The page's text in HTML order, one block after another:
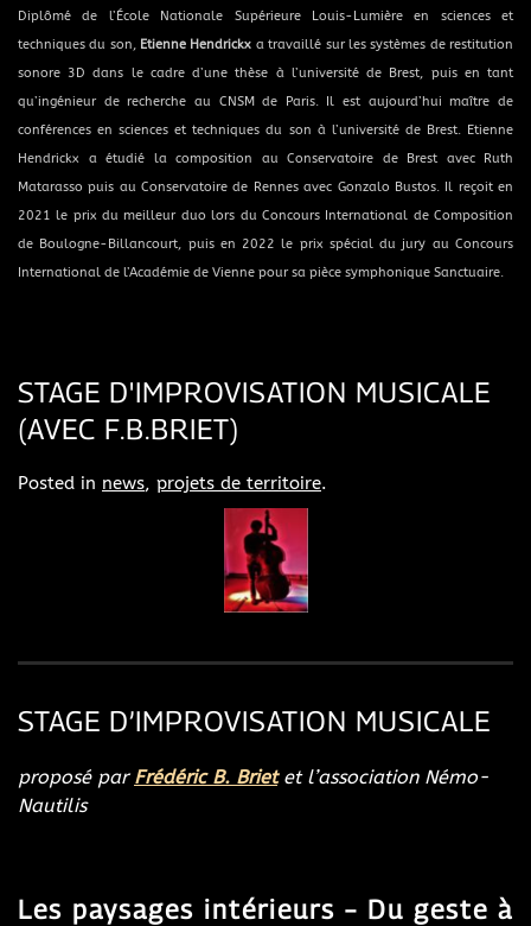
Diplômé de l’École Nationale Supérieure Louis-Lumière en sciences et
techniques du son, Etienne Hendrickx a travaillé sur les systèmes de restitution
sonore 3D dans le cadre d’une thèse à l’université de Brest, puis en tant
qu’ingénieur de recherche au CNSM de Paris. Il est aujourd’hui maître de
conférences en sciences et techniques du son à l’université de Brest. Etienne
Hendrickx a étudié la composition au Conservatoire de Brest avec Ruth
Matarasso puis au Conservatoire de Rennes avec Gonzalo Bustos. Il reçoit en
2021 le prix du meilleur duo lors du Concours International de Composition
de Boulogne-Billancourt, puis en 2022 le prix spécial du jury au Concours
International de l’Académie de Vienne pour sa pièce symphonique Sanctuaire.
STAGE D'IMPROVISATION MUSICALE
(AVEC F.B.BRIET)
Posted in news, projets de territoire.
STAGE D’IMPROVISATION MUSICALE
proposé parFrédéric B. Brietet l’association Némo-
Nautilis
Les paysages intérieurs – Du geste à